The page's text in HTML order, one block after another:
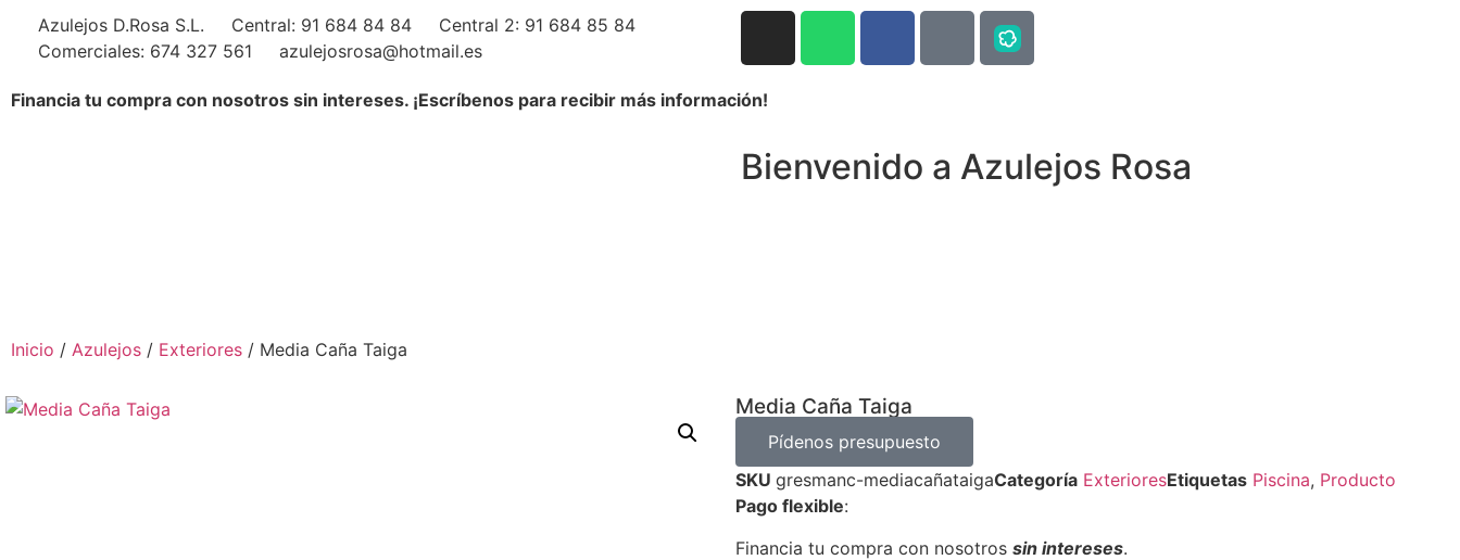
Azulejos D.Rosa S.L. Central: 91 684 84 84
Central 2: 91 684 85 84
Comerciales: 674 327 561
azulejosrosa@hotmail.es
Financia tu compra con nosotros sin intereses. ¡Escríbenos para recibir más información!
Bienvenido a Azulejos Rosa
Inicio / Azulejos / Exteriores / Media Caña Taiga
Media Caña Taiga
Pídenos presupuesto
SKU gresmanc-mediacañataigaCategoría ExterioresEtiquetas Piscina, Producto
Pago flexible:
Financia tu compra con nosotros sin intereses.